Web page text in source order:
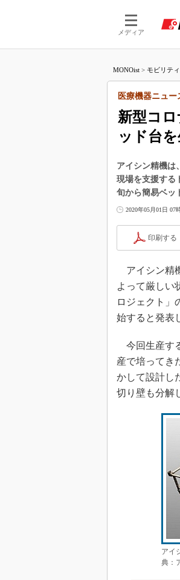
メディア
MONOist > モビリティ
新型コ
ッド台
医療機器ニュー
アイシン精機は
現場を支援する
旬から簡易ベッ
2020年05月01日 07
印刷する
アイシン精
よって厳しい
ロジェクト」
始すると発表
今回生産す
産で培ってき
かして設計し
切り壁も分解
アイ
典：